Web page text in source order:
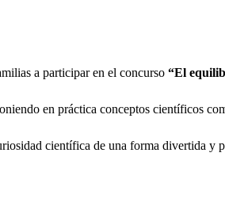
a participar en el concurso “El
en práctica conceptos científicos
científica de una forma divertida y